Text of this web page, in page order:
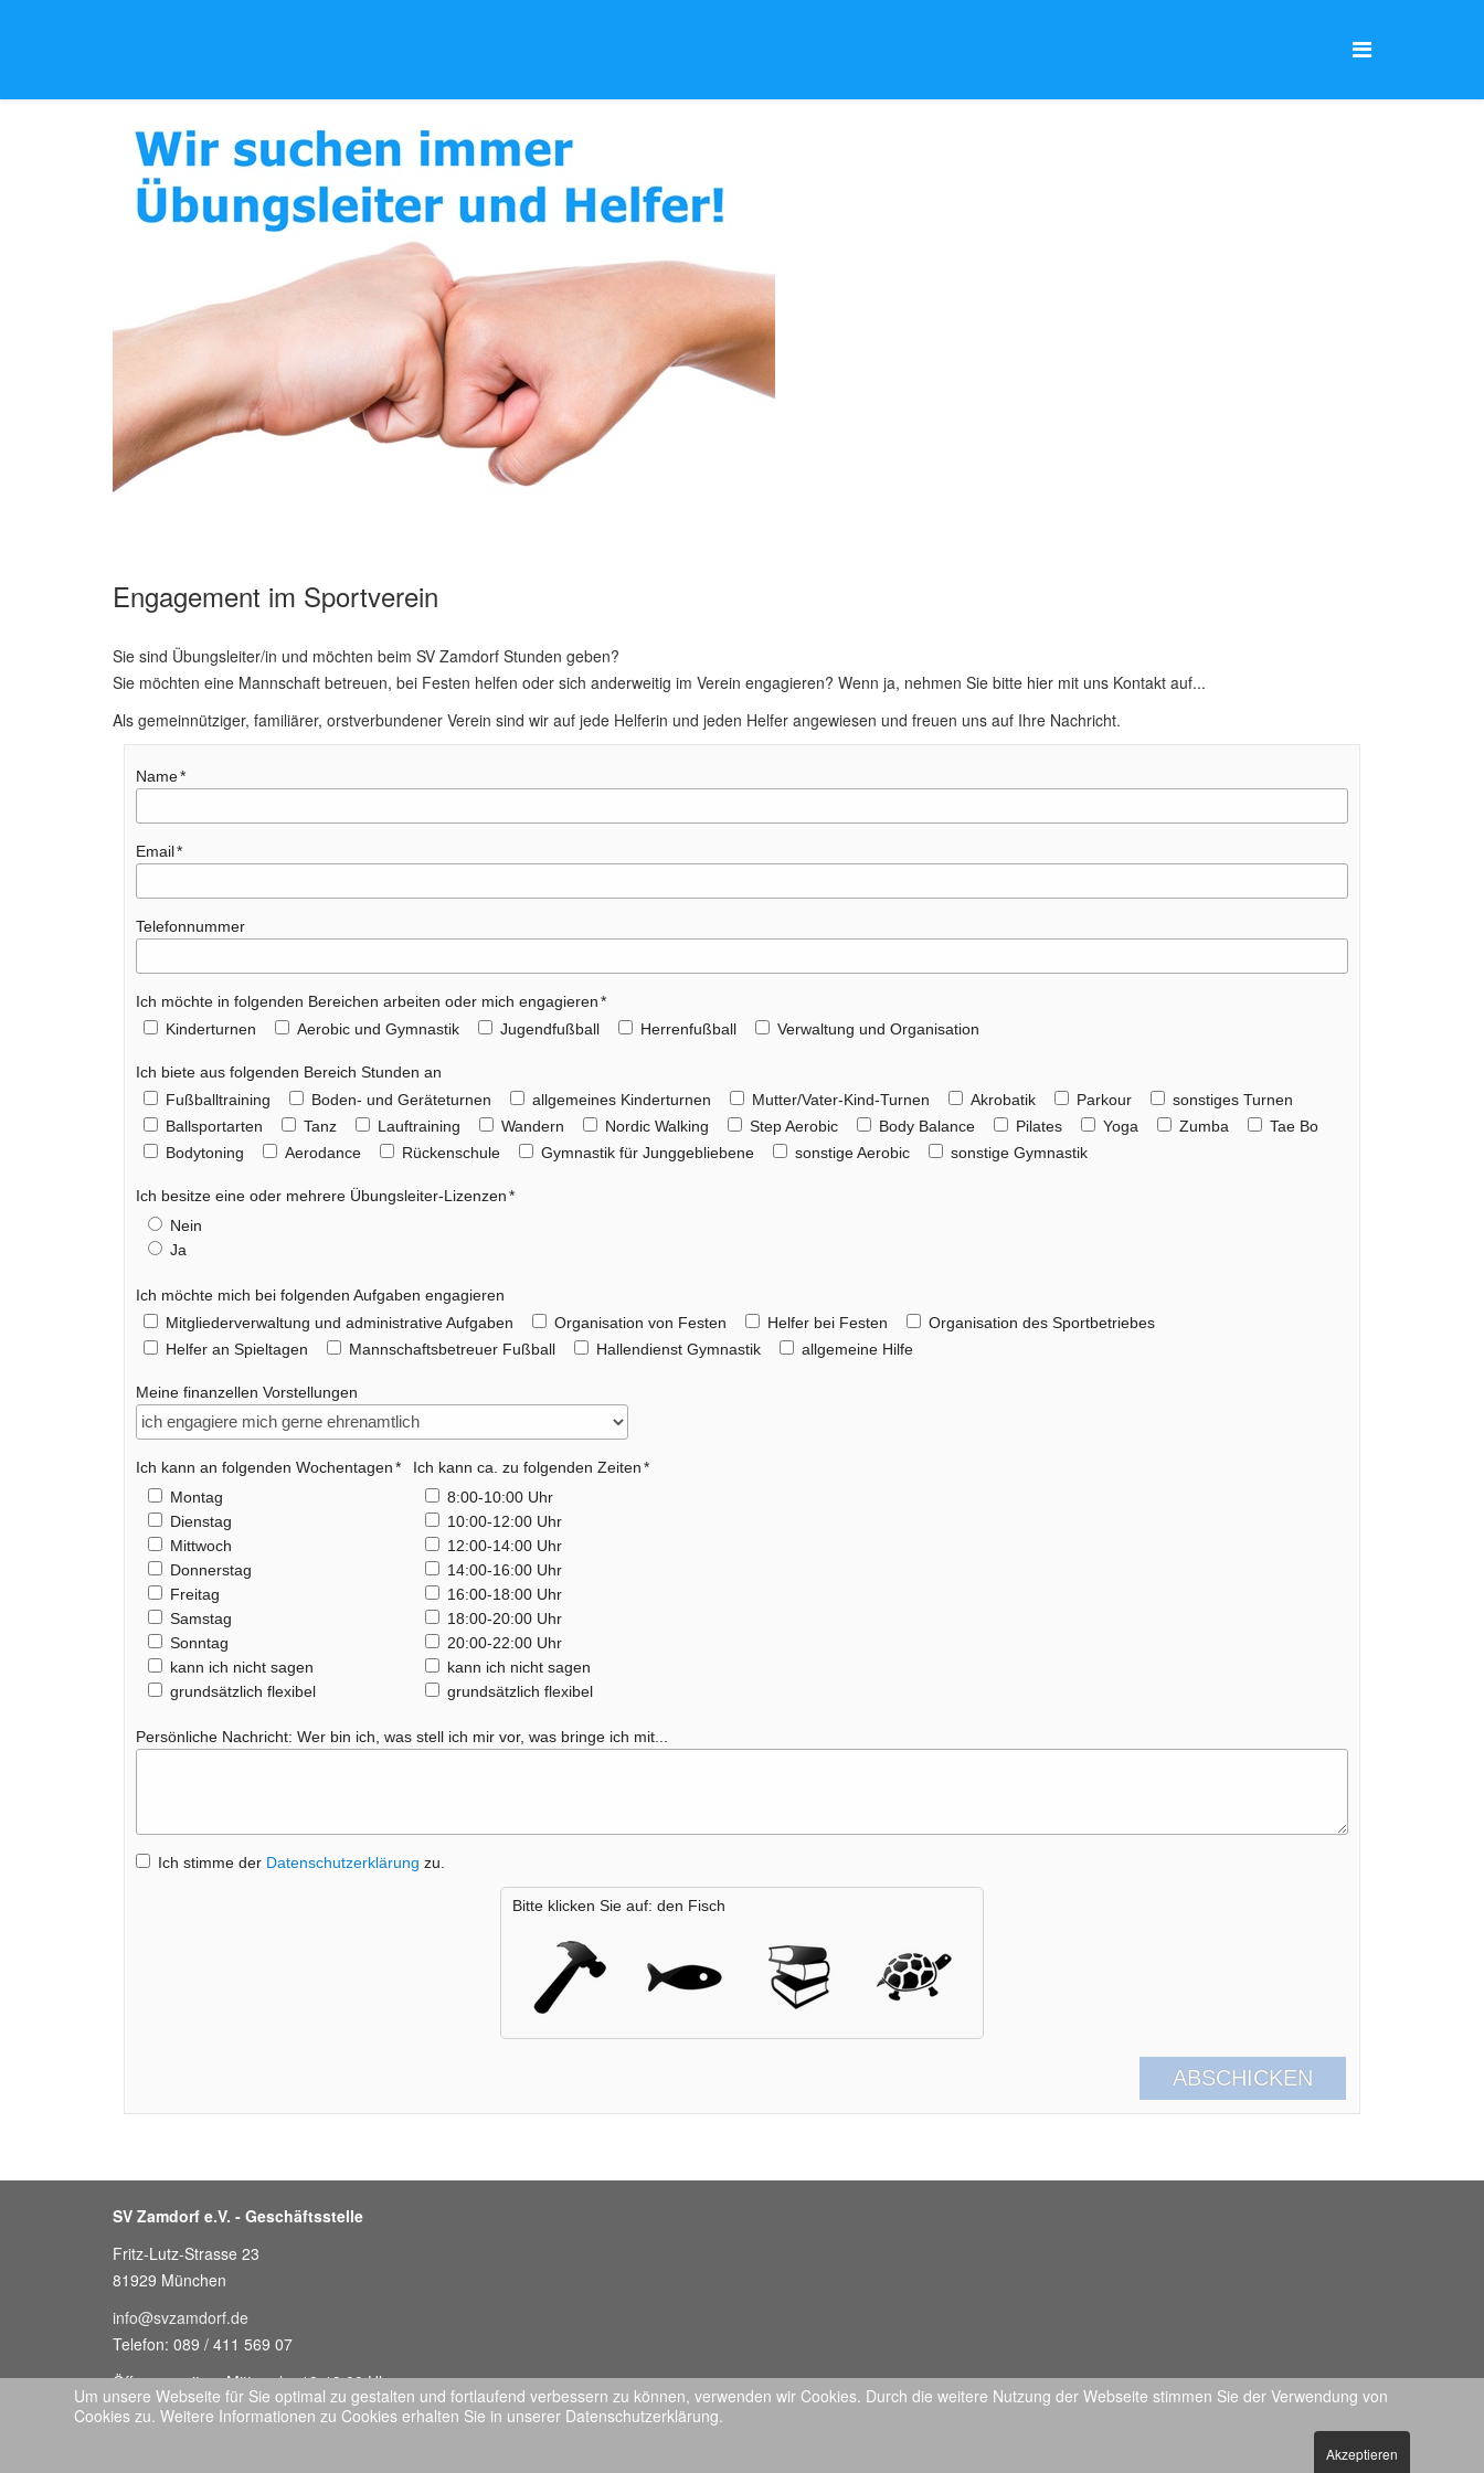
Engagement im Sportverein
Sie sind Übungsleiter/in und möchten beim SV Zamdorf Stunden geben?
Sie möchten eine Mannschaft betreuen, bei Festen helfen oder sich anderweitig im Verein engagieren? Wenn ja, nehmen Sie bitte hier mit uns Kontakt auf...
Als gemeinnütziger, familiärer, orstverbundener Verein sind wir auf jede Helferin und jeden Helfer angewiesen und freuen uns auf Ihre Nachricht.
Name
Email
Telefonnummer
Ich möchte in folgenden Bereichen arbeiten oder mich engagieren
Kinderturnen
Aerobic und Gymnastik Jugendfußball Herrenfußball Verwaltung und Organisation
Ich biete aus folgenden Bereich Stunden an
Fußballtraining
Boden- und Geräteturnen allgemeines Kinderturnen Mutter/Vater-Kind-Turnen Akrobatik Parkour
sonstiges Turnen
Ballsportarten
Tanz Lauftraining Wandern Nordic Walking Step Aerobic Body Balance Pilates Yoga Zumba
Tae Bo
Bodytoning
Aerodance Rückenschule Gymnastik für Junggebliebene sonstige Aerobic sonstige Gymnastik
Ich besitze eine oder mehrere Übungsleiter-Lizenzen
Nein
Ja
Ich möchte mich bei folgenden Aufgaben engagieren
Mitgliederverwaltung und administrative Aufgaben
Organisation von Festen Helfer bei Festen
Organisation des Sportbetriebes
Helfer an Spieltagen
Mannschaftsbetreuer Fußball Hallendienst Gymnastik allgemeine Hilfe
Meine finanzellen Vorstellungen
Ich kann an folgenden Wochentagen
Montag
Dienstag
Mittwoch
Donnerstag
Freitag
Samstag
Sonntag
kann ich nicht sagen
grundsätzlich flexibel
Ich kann ca. zu folgenden Zeiten
8:00-10:00 Uhr
10:00-12:00 Uhr
12:00-14:00 Uhr
14:00-16:00 Uhr
16:00-18:00 Uhr
18:00-20:00 Uhr
20:00-22:00 Uhr
kann ich nicht sagen
grundsätzlich flexibel
Persönliche Nachricht: Wer bin ich, was stell ich mir vor, was bringe ich mit...
Ich stimme der Datenschutzerklärung zu.
Bitte klicken Sie auf: den Fisch
SV Zamdorf e.V. - Geschäftsstelle
Fritz-Lutz-Strasse 23
81929 München
info@svzamdorf.de
Telefon: 089 / 411 569 07
Öffnungszeiten: Mittwochs 18-19:00 Uhr
oder nach Vereinbarung (Ferienzeit abweichend)
Um unsere Webseite für Sie optimal zu gestalten und fortlaufend verbessern zu können, verwenden wir Cookies. Durch die weitere Nutzung der Webseite stimmen Sie der Verwendung von
Cookies zu. Weitere Informationen zu Cookies erhalten Sie in unserer Datenschutzerklärung.
Akzeptieren